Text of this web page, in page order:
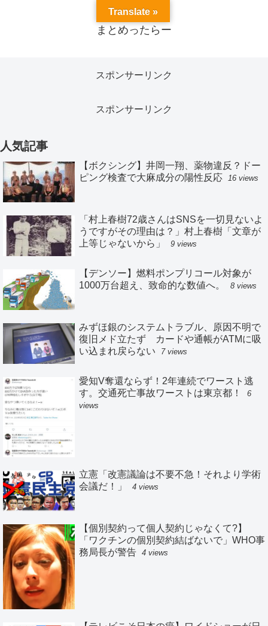
まとめったらー
スポンサーリンク
スポンサーリンク
人気記事
【ボクシング】井岡一翔、薬物違反？ドー
ピング検査で大麻成分の陽性反応
16 views
「村上春樹72歳さんはSNSを一切見ないよ
うですがその理由は？」村上春樹「文章が
上等じゃないから」
9 views
【デンソー】燃料ポンプリコール対象が
1000万台超え、致命的な数値へ。
8 views
みずほ銀のシステムトラブル、原因不明で
復旧メド立たず カードや通帳がATMに吸
い込まれ戻らない
7 views
愛知V奪還ならず！2年連続でワースト逃
す。交通死亡事故ワーストは東京都！
6
views
立憲「改憲議論は不要不急！それより学術
会議だ！」
4 views
【個別契約って個人契約じゃなくて?】
「ワクチンの個別契約結ばないで」WHO事
務局長が警告 4 views
Translate »